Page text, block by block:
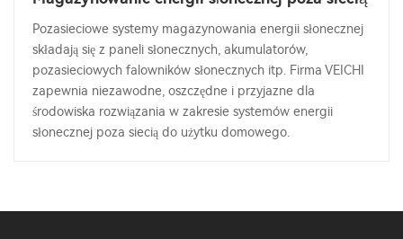
Pozasieciowe systemy magazynowania energii słonecznej
składają się z paneli słonecznych, akumulatorów,
pozasieciowych falowników słonecznych itp. Firma VEICHI
zapewnia niezawodne, oszczędne i przyjazne dla
środowiska rozwiązania w zakresie systemów energii
słonecznej poza siecią do użytku domowego.